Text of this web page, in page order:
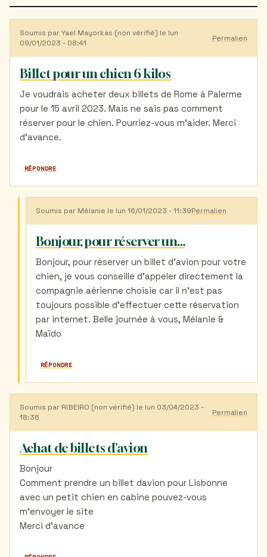
Soumis par Yael Mayorkas (non vérifié) le lun
09/01/2023 - 08:41
Permalien
Billet pour un chien 6 kilos
Je voudrais acheter deux billets de Rome à Palerme
pour le 15 avril 2023. Mais ne sais pas comment
réserver pour le chien. Pourriez-vous m’aider. Merci
d’avance.
RÉPONDRE
Soumis par Mélanie le lun 16/01/2023 - 11:39
En
réponse
à
Billet
pour
un
chien
6
kilos
par
Yael
Mayorkas
(non
Permalien
Bonjour, pour réserver un…
Bonjour, pour réserver un billet d'avion pour votre
chien, je vous conseille d'appeler directement la
compagnie aérienne choisie car il n'est pas
toujours possible d'effectuer cette réservation
par internet. Belle journée à vous, Mélanie &
Maïdo
RÉPONDRE
Soumis par RIBEIRO (non vérifié) le lun 03/04/2023 -
18:36
Permalien
Achat de billets d'avion
Bonjour
Comment prendre un billet davion pour Lisbonne
avec un petit chien en cabine pouvez-vous
m'envoyer le site
Merci d'avance